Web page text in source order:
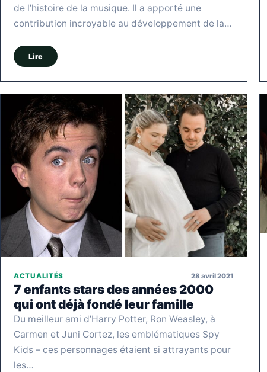
de l’histoire de la musique. Il a apporté une
contribution incroyable au développement de la…
Lire
ACTUALITÉS 28 avril 2021
7 enfants stars des années 2000
qui ont déjà fondé leur famille
Du meilleur ami d’Harry Potter, Ron Weasley, à
Carmen et Juni Cortez, les emblématiques Spy
Kids – ces personnages étaient si attrayants pour
les…